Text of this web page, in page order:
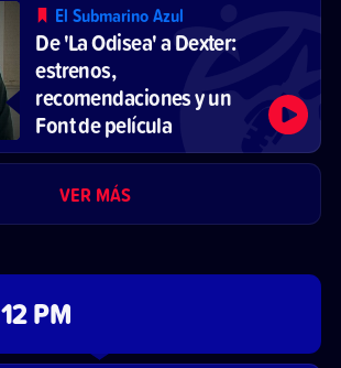
El Submarino Azul
De 'La Odisea' a Dexter:
estrenos,
recomendaciones y un
Font de película
VER MÁS
12 PM